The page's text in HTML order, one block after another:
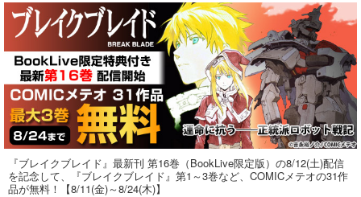
『ブレイクブレイド』最新刊 第16巻（BookLive限定版）の8/12(土)配信
を記念して、『ブレイクブレイド』第1～3巻など、COMICメテオの31作
品が無料！【8/11(金)～8/24(木)】